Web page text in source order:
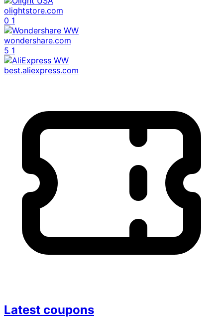
olightstore.com
0 1
wondershare.com
5 1
best.aliexpress.com
Latest coupons